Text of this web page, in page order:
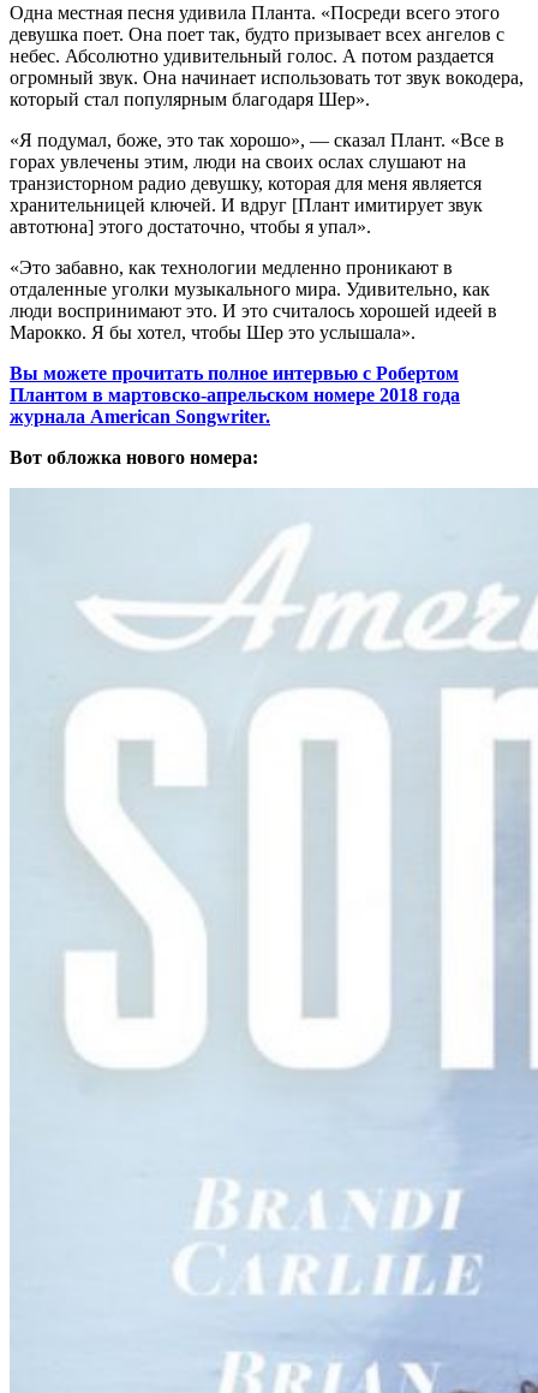
Одна местная песня удивила Планта. «Посреди всего этого
девушка поет. Она поет так, будто призывает всех ангелов с
небес. Абсолютно удивительный голос. А потом раздается
огромный звук. Она начинает использовать тот звук вокодера,
который стал популярным благодаря Шер».
«Я подумал, боже, это так хорошо», — сказал Плант. «Все в
горах увлечены этим, люди на своих ослах слушают на
транзисторном радио девушку, которая для меня является
хранительницей ключей. И вдруг [Плант имитирует звук
автотюна] этого достаточно, чтобы я упал».
«Это забавно, как технологии медленно проникают в
отдаленные уголки музыкального мира. Удивительно, как
люди воспринимают это. И это считалось хорошей идеей в
Марокко. Я бы хотел, чтобы Шер это услышала».
Вы можете прочитать полное интервью с Робертом
Плантом в мартовско-апрельском номере 2018 года
журнала American Songwriter.
Вот обложка нового номера: